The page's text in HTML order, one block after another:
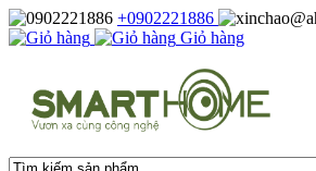
+0902221886
Giỏ hàng